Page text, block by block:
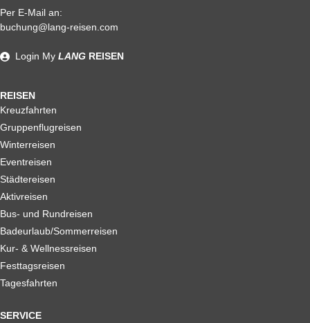
Per E-Mail an:
buchung@lang-reisen.com
REISEN
Kreuzfahrten
Gruppenflugreisen
Winterreisen
Eventreisen
Städtereisen
Aktivreisen
Bus- und Rundreisen
Badeurlaub/Sommerreisen
Kur- & Wellnessreisen
Festtagsreisen
Tagesfahrten
SERVICE
Login My LANG REISEN